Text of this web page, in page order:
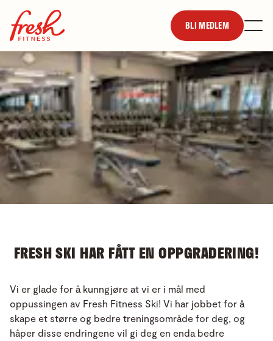
BLI MEDLEM
FRESH SKI HAR FÅTT EN OPPGRADERING!
Vi er glade for å kunngjøre at vi er i mål med
oppussingen av Fresh Fitness Ski! Vi har jobbet for å
skape et større og bedre treningsområde for deg, og
håper disse endringene vil gi deg en enda bedre